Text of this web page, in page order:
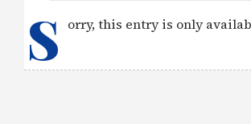
S orry, this entry is only